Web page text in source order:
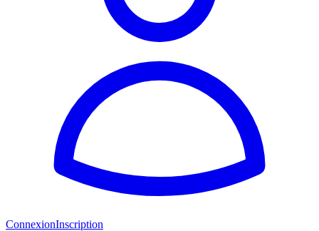
ConnexionInscription